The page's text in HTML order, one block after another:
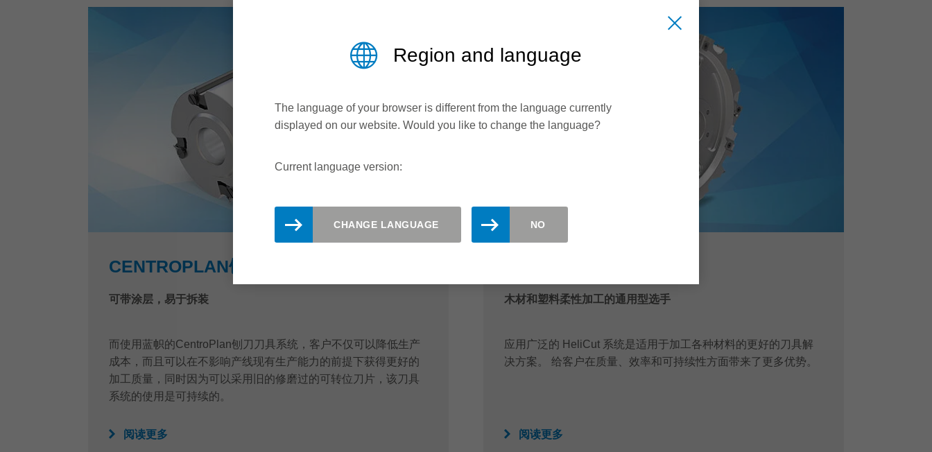
CENTROPLAN刨刀刀具系统
可带涂层，易于拆装
而使用蓝帜的CentroPlan刨刀刀具系统，客户不仅可以降低生产
成本，而且可以在不影响产线现有生产能力的前提下获得更好的
加工质量，同时因为可以采用旧的修磨过的可转位刀片，该刀具
系统的使用是可持续的。
阅读更多
木材和塑料柔性加工的通用型选手
应用广泛的 HeliCut 系统是适用于加工各种材料的更好的刀具解
决方案。 给客户在质量、效率和可持续性方面带来了更多优势。
阅读更多
Region and language
The language of your browser is different from the language currently
displayed on our website. Would you like to change the language?
Current language version:
CHANGE LANGUAGE NO